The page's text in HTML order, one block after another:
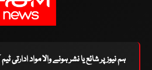
ہم نیوز پر شائع یا نشر ہونے والا مواد